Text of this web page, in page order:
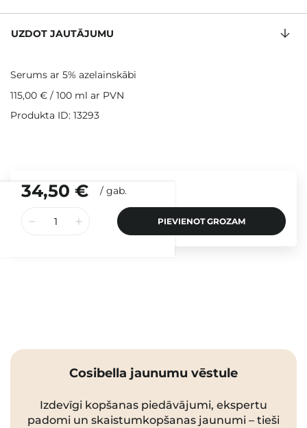
34,50 € / gab.
PIEVIENOT GROZAM
UZDOT JAUTĀJUMU
Serums ar 5% azelainskābi
115,00 € / 100 ml ar PVN
Produkta ID: 13293
Cosibella jaunumu vēstule
Izdevīgi kopšanas piedāvājumi, ekspertu
padomi un skaistumkopšanas jaunumi – tieši